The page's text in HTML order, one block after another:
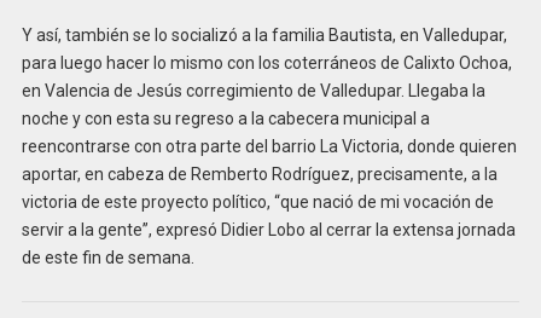
Y así, también se lo socializó a la familia Bautista, en Valledupar,
para luego hacer lo mismo con los coterráneos de Calixto Ochoa,
en Valencia de Jesús corregimiento de Valledupar. Llegaba la
noche y con esta su regreso a la cabecera municipal a
reencontrarse con otra parte del barrio La Victoria, donde quieren
aportar, en cabeza de Remberto Rodríguez, precisamente, a la
victoria de este proyecto político, “que nació de mi vocación de
servir a la gente”, expresó Didier Lobo al cerrar la extensa jornada
de este fin de semana.